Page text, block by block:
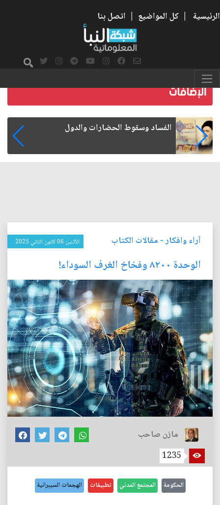
الرئيسية | كل المواضيع | اتصل بنا
رواتب الموظفين على صفيح ساخن
آراء وافكار- مقالات الكتاب الأثنين 06 كانون الثاني 2025
الوحدة ٨٢٠٠ وفخاخ الغرف السوداء!
مازن صاحب
1235
الحكومة المجتمع المدني تطبيقات الهجمات السيبرانية